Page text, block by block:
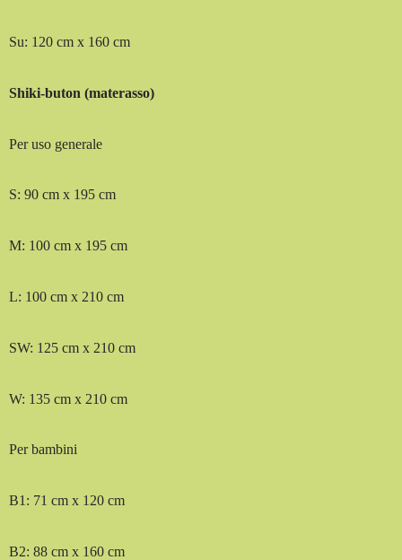
Su: 120 cm x 160 cm
Shiki-buton (materasso)
Per uso generale
S: 90 cm x 195 cm
M: 100 cm x 195 cm
L: 100 cm x 210 cm
SW: 125 cm x 210 cm
W: 135 cm x 210 cm
Per bambini
B1: 71 cm x 120 cm
B2: 88 cm x 160 cm